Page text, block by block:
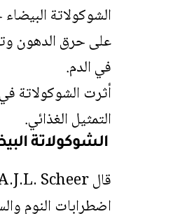
الشوكولاتة
على حرق الدهون
في الدم.
أثرت الشوكولاتة
التمثيل الغذائي.
الشوكولاتة
اضطرابات النوم